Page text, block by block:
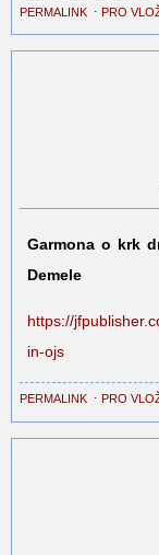
PERMALINK ⋅ PRO
Garmona o krk
Demele
https://
in-ojs
PERMALINK ⋅ PRO